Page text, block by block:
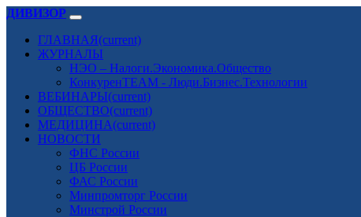
ДИВИЗОР
ГЛАВНАЯ(current)
ЖУРНАЛЫ
НЭО – Налоги.Экономика.Общество
КонкуренTEAM - Люди.Бизнес.Технологии
ВЕБИНАРЫ(current)
ОБЩЕСТВО(current)
МЕДИЦИНА(current)
НОВОСТИ
ФНС России
ЦБ России
ФАС России
Минпромторг России
Минстрой России